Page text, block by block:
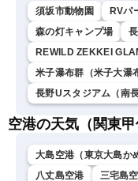
須坂市動物園 RVパ
森の灯キャンプ場
REWILD ZEKKEI
米子瀑布群（米子大瀑
長野Uスタジアム（南
空港の天気（関東甲
大島空港（東京大島か
八丈島空港
三宅島